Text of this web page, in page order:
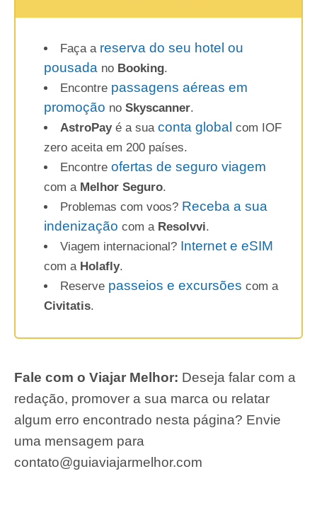
Faça a reserva do seu hotel ou
pousada no Booking.
Encontre passagens aéreas em
promoção no Skyscanner.
AstroPayé a sua conta global com IOF
zero aceita em 200 países.
Encontre ofertas de seguro viagem
com a Melhor Seguro.
Problemas com voos? Receba a sua
indenização com a Resolvvi.
Viagem internacional? Internet e eSIM
com a Holafly.
Reserve passeios e excursões com a
Civitatis.
Fale com o Viajar Melhor: Deseja falar com a
redação, promover a sua marca ou relatar
algum erro encontrado nesta página? Envie
uma mensagem para
contato@guiaviajarmelhor.com